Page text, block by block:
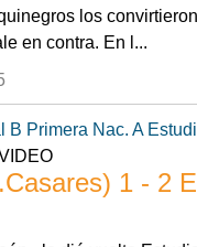
los
en contra. En l...
B Primera Nac. A
1 - 2